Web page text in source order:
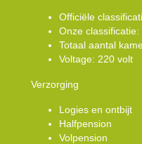
Officiële
Onze classificatie:
Totaal aantal
Voltage: 220 volt
Verzorging
Logies en ontbijt
Halfpension
Volpension